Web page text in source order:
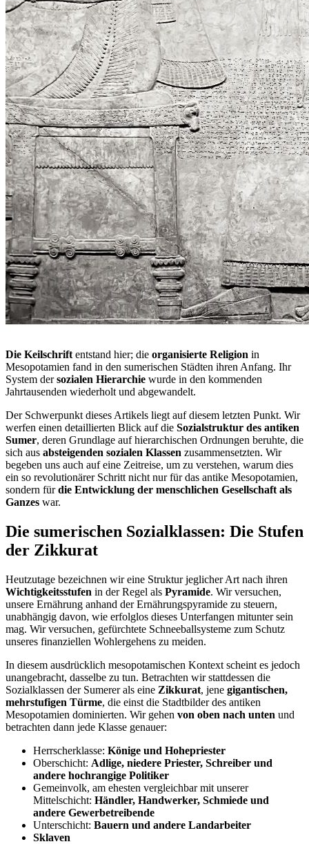
Die Keilschrift entstand hier; die organisierte Religion in
Mesopotamien fand in den sumerischen Städten ihren Anfang. Ihr
System dersozialen Hierarchie wurde in den kommenden
Jahrtausenden wiederholt und abgewandelt.
Der Schwerpunkt dieses Artikels liegt auf diesem letzten Punkt. Wir
werfen einen detaillierten Blick auf die Sozialstruktur des antiken
Sumer, deren Grundlage auf hierarchischen Ordnungen beruhte, die
sich aus absteigenden sozialen Klassen zusammensetzten. Wir
begeben uns auch auf eine Zeitreise, um zu verstehen, warum dies
ein so revolutionärer Schritt nicht nur für das antike Mesopotamien,
sondern fürdie Entwicklung der menschlichen Gesellschaft als
Ganzes war.
Die sumerischen Sozialklassen: Die Stufen
der Zikkurat
Heutzutage bezeichnen wir eine Struktur jeglicher Art nach ihren
Wichtigkeitsstufen in der Regel als Pyramide. Wir versuchen,
unsere Ernährung anhand der Ernährungspyramide zu steuern,
unabhängig davon, wie erfolglos dieses Unterfangen mitunter sein
mag. Wir versuchen, gefürchtete Schneeballsysteme zum Schutz
unseres finanziellen Wohlergehens zu meiden.
In diesem ausdrücklich mesopotamischen Kontext scheint es jedoch
unangebracht, dasselbe zu tun. Betrachten wir stattdessen die
Sozialklassen der Sumerer als eine Zikkurat, jene gigantischen,
mehrstufigen Türme, die einst die Stadtbilder des antiken
Mesopotamien dominierten. Wir gehen von oben nach unten und
betrachten dann jede Klasse genauer:
Herrscherklasse: Könige und Hohepriester
Oberschicht: Adlige, niedere Priester, Schreiber und
andere hochrangige Politiker
Gemeinvolk, am ehesten vergleichbar mit unserer
Mittelschicht: Händler, Handwerker, Schmiede und
andere Gewerbetreibende
Unterschicht: Bauern und andere Landarbeiter
Sklaven